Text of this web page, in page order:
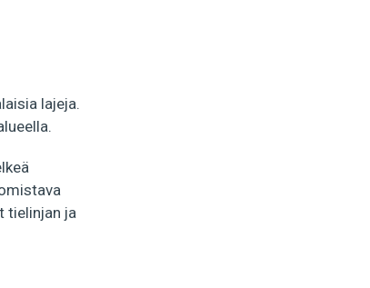
lajeja.
tielinjan ja